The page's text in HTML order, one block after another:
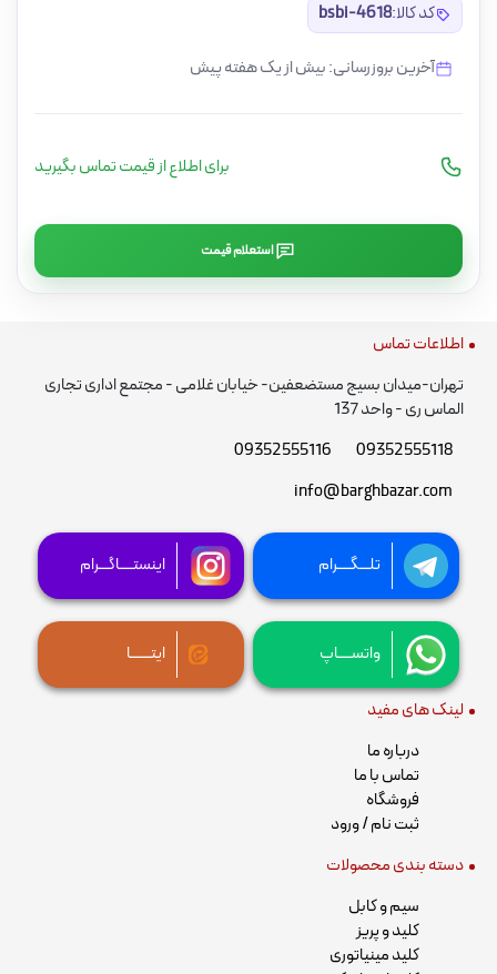
کد کالا:bsbi-4618
آخرین بروزرسانی: بیش از یک هفته پیش
برای اطلاع از قیمت تماس بگیرید
استعلام قیمت
اطلاعات تماس
تهران-میدان بسیج مستضعفین- خیابان غلامی - مجتمع اداری تجاری
الماس ری - واحد 137
09352555118
09352555116
info@barghbazar.com
تلـــگــــرام اینستــــاگـــرام
واتســــاپ ایتــــــا
لینک های مفید
درباره ما
تماس با ما
فروشگاه
ثبت نام / ورود
دسته بندی محصولات
سیم و کابل
کلید و پریز
کلید مینیاتوری